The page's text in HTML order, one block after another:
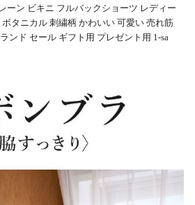
ーン ビキニ フルバックショーツ レディー
タニカル 刺繍柄 かわいい 可愛い 売れ筋
ンド セール ギフト用 プレゼント用 1-sa